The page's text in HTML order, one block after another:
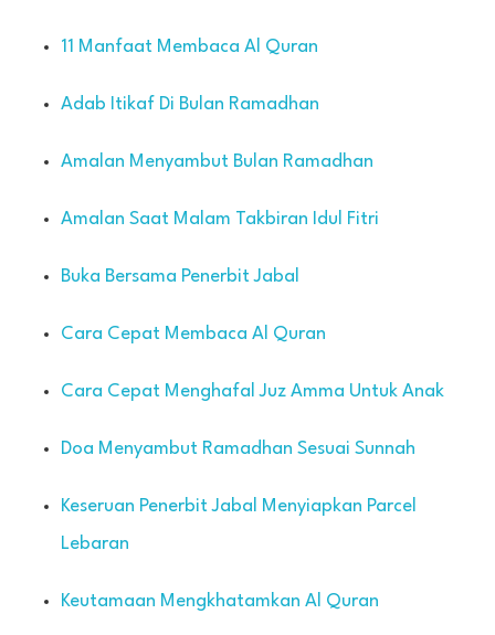
11 Manfaat Membaca Al Quran
Adab Itikaf Di Bulan Ramadhan
Amalan Menyambut Bulan Ramadhan
Amalan Saat Malam Takbiran Idul Fitri
Buka Bersama Penerbit Jabal
Cara Cepat Membaca Al Quran
Cara Cepat Menghafal Juz Amma Untuk Anak
Doa Menyambut Ramadhan Sesuai Sunnah
Keseruan Penerbit Jabal Menyiapkan Parcel
Lebaran
Keutamaan Mengkhatamkan Al Quran